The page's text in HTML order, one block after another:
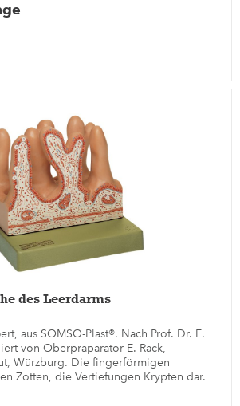
des Leerdarms
aus SOMSO-Plast®. Nach Prof. Dr. E.
von Oberpräparator E. Rack,
Würzburg. Die fingerförmigen
Zotten, die Vertiefungen Krypten dar.